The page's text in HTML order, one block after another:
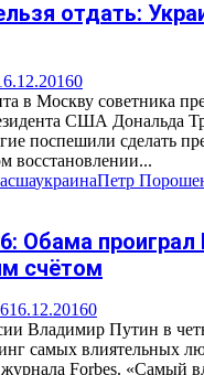
отдать:
0
в Москву советника
США Дональда
поспешили сделать
восстановлении...
сшаукраинаПетр
Обама проиграл
счётом
16.12.20160
Владимир Путин в
самых влиятельных
Forbes. «Самый